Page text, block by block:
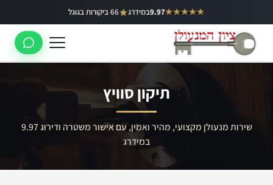
לתוכן
★★★★★
9.97במידרג 66 ביקורות בגוגל באר יעקב
ראשון לציון
רמלה
תיקון סוויץ
שירות מנעולן מקצועי, מהיר ואמין, עם אישור משטרה ודירוג 9.97
במידרג